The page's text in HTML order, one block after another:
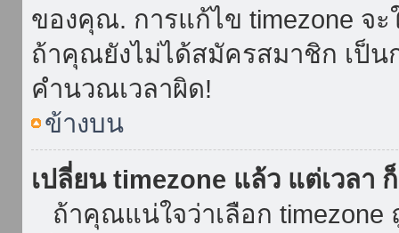
ของคุณ. การแก้ไข timezone จ
ถ้าคุณยังไม่ได้สมัครสมาชิก เป็
คำนวณเวลาผิด!
ข้างบน
เปลี่ยน timezone แล้ว แต่เวลา
ถ้าคุณแน่ใจว่าเลือก timezone